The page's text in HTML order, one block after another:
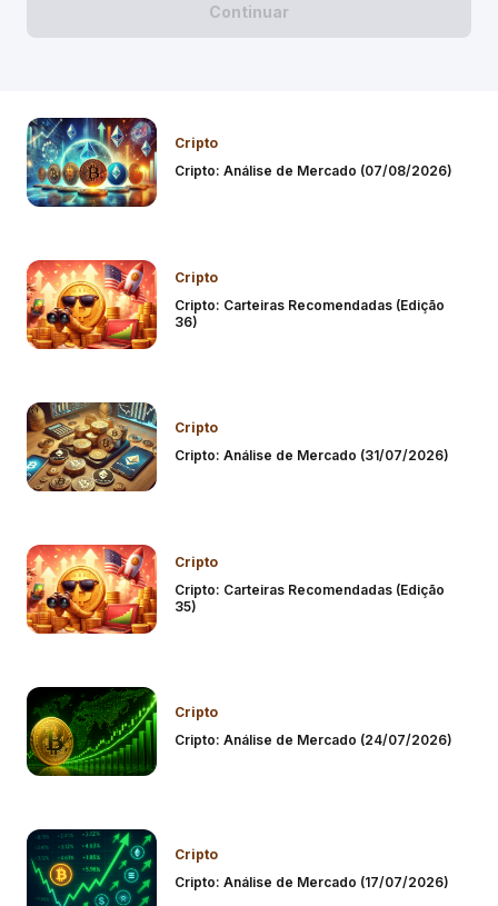
Continuar
Cripto
Cripto: Análise de Mercado (07/08/2026)
Cripto
Cripto: Carteiras Recomendadas (Edição
36)
Cripto
Cripto: Análise de Mercado (31/07/2026)
Cripto
Cripto: Carteiras Recomendadas (Edição
35)
Cripto
Cripto: Análise de Mercado (24/07/2026)
Cripto
Cripto: Análise de Mercado (17/07/2026)